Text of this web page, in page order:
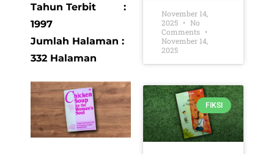
Tahun Terbit :
1997
Jumlah Halaman :
332 Halaman
November 14,
2025
No
Comments
November 14,
2025
FIKSI